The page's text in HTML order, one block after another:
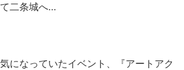
二条城へ…
になっていたイベント、『アートアク